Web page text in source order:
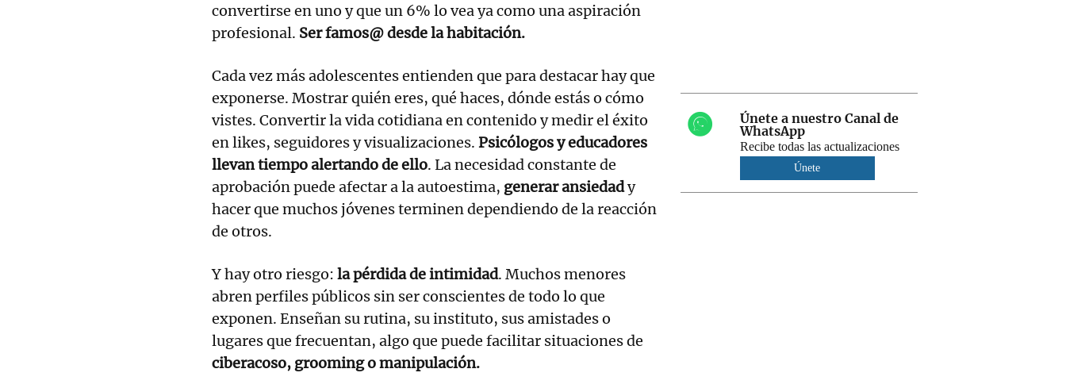
convertirse en uno y que un 6% lo vea ya como una aspiración
profesional. Ser famos@ desde la habitación.
Cada vez más adolescentes entienden que para destacar hay que
exponerse. Mostrar quién eres, qué haces, dónde estás o cómo
vistes. Convertir la vida cotidiana en contenido y medir el éxito
en likes, seguidores y visualizaciones. Psicólogos y educadores
llevan tiempo alertando de ello. La necesidad constante de
aprobación puede afectar a la autoestima, generar ansiedady
hacer que muchos jóvenes terminen dependiendo de la reacción
de otros.
Y hay otro riesgo: la pérdida de intimidad. Muchos menores
abren perfiles públicos sin ser conscientes de todo lo que
exponen. Enseñan su rutina, su instituto, sus amistades o
lugares que frecuentan, algo que puede facilitar situaciones de
ciberacoso, grooming o manipulación.
Únete a nuestro Canal de
WhatsApp
Recibe todas las actualizaciones
Únete